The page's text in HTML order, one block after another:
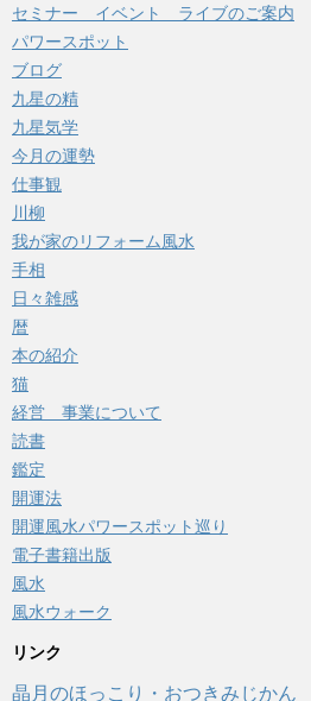
セミナー イベント ライブのご案内
パワースポット
ブログ
九星の精
九星気学
今月の運勢
仕事観
川柳
我が家のリフォーム風水
手相
日々雑感
暦
本の紹介
猫
経営 事業について
読書
鑑定
開運法
開運風水パワースポット巡り
電子書籍出版
風水
風水ウォーク
リンク
晶月のほっこり・おつきみじかん